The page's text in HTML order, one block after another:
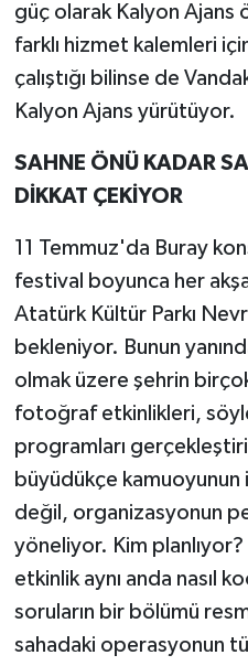
güç olarak Kalyon Ajans
farklı hizmet kalemleri
çalıştığı bilinse de
Kalyon Ajans yürütüyor.
SAHNE ÖNÜ KADAR
DİKKAT ÇEKİYOR
11 Temmuz'da Buray
festival boyunca her
Atatürk Kültür Parkı
bekleniyor. Bunun
olmak üzere şehrin
fotoğraf etkinlikleri,
programları
büyüdükçe kamuoyunun
değil, organizasyonun
yöneliyor. Kim
etkinlik aynı anda nasıl
soruların bir bölümü
sahadaki operasyonun